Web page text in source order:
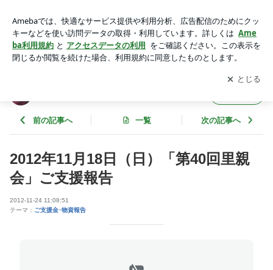
Tale ｼｰｽﾞｰﾚｽｷｭｰﾈｯﾄﾜｰｸ
アプリをダウンロードして ブログの更新通知
を受け取りまし
ょう。
開く
前の記事へ 一覧 次の記事へ
2012年11月18日（日）「第40回里親
会」ご支援報告
2012-11-24 11:08:51
テーマ： ご支援金･物資報告